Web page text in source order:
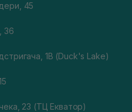
45
36
1В (Duck's Lake)
23 (ТЦ Екватор)